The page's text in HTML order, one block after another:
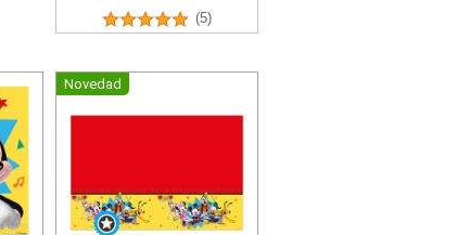
(5)
Novedad